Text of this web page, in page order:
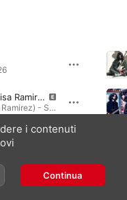
La musica è cambiata (feat. Lisa Ramirez)
La musica è cambiata (feat. Lisa Ramirez) - Single · 2024
i contenuti
Continua